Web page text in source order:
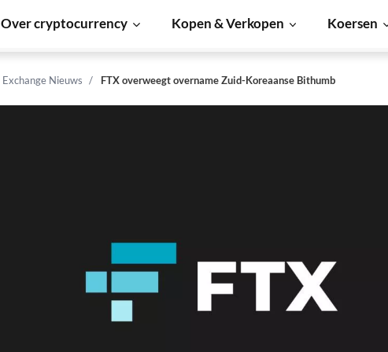
Over cryptocurrency Kopen & Verkopen Koersen
Exchange Nieuws FTX overweegt overname Zuid-Koreaanse Bithumb